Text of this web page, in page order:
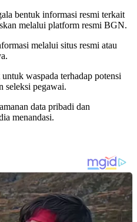
bentuk informasi resmi terkait
melalui platform resmi BGN.
melalui situs resmi atau
waspada terhadap potensi
seleksi pegawai.
data pribadi dan
menandasi.